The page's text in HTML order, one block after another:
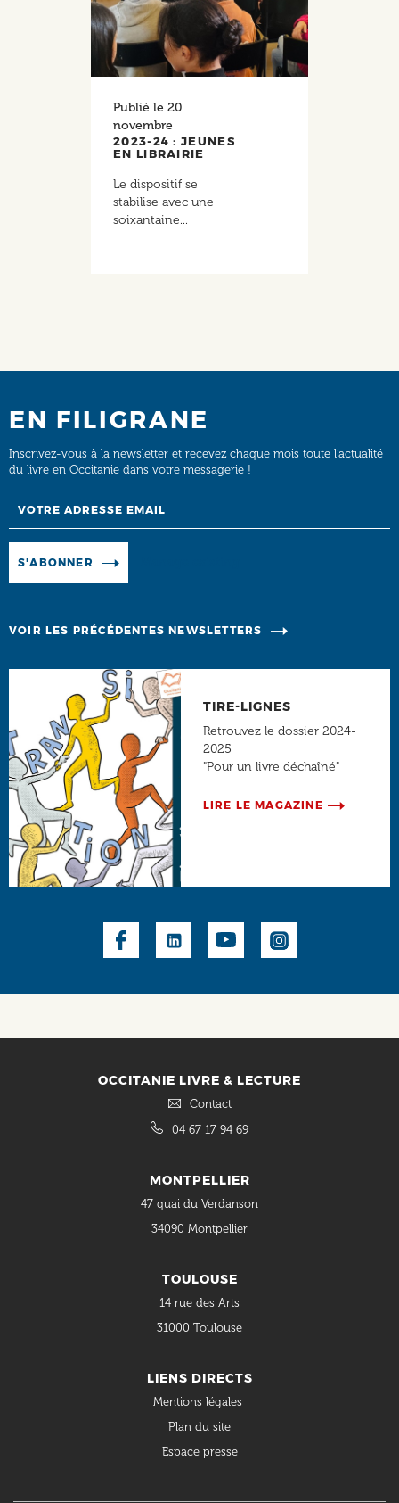
Publié le 20
novembre
2023-24 : JEUNES
EN LIBRAIRIE
Le dispositif se
stabilise avec une
soixantaine...
EN FILIGRANE
Inscrivez-vous à la newsletter et recevez chaque mois toute l’actualité
du livre en Occitanie dans votre messagerie !
S'ABONNER
VOIR LES PRÉCÉDENTES NEWSLETTERS
TIRE-LIGNES
Retrouvez le dossier 2024-
2025
"Pour un livre déchaîné"
LIRE LE MAGAZINE
OCCITANIE LIVRE & LECTURE
Contact
04 67 17 94 69
MONTPELLIER
47 quai du Verdanson
34090 Montpellier
TOULOUSE
14 rue des Arts
31000 Toulouse
LIENS DIRECTS
Mentions légales
Plan du site
Espace presse